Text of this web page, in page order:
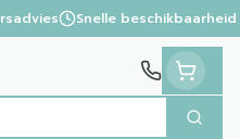
Snelle beschikbaarheid
Zoek